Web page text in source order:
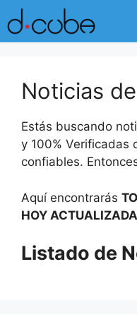
Skip
to
content
Noticias
Estás buscando
y 100% Verificadas
confiables.
Aquí encontrarás
HOY
Listado de